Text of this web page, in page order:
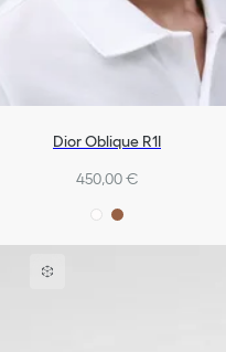
Dior Oblique R1I
450,00 €